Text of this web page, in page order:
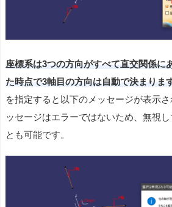
座標系は3つの方向がすべて直交関係に
た時点で3軸目の方向は自動で決まりま
を指定すると以下のメッセージが表示
ッセージはエラーではないため、無視
とも可能です。